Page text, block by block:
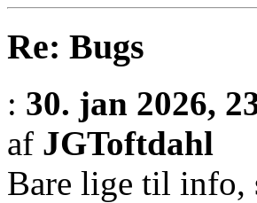
Re: Bugs
: 30. jan 2026,
af JGToftdahl
Bare lige til info,